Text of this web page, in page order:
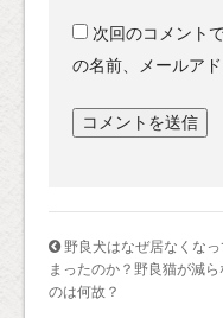
次回のコメント
の名前、メールア
野良犬はなぜ居なくなっ
まったのか？野良猫が減ら
のは何故？